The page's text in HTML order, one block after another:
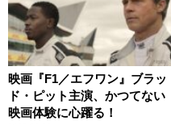
映画『F1／エフワン』ブラッ
ド・ピット主演、かつてない
映画体験に心躍る！